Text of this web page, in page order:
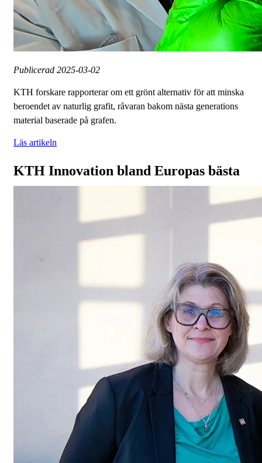
Publicerad 2025-03-02
KTH forskare rapporterar om ett grönt alternativ för att minska
beroendet av naturlig grafit, råvaran bakom nästa generations
material baserade på grafen.
Läs artikeln
KTH Innovation bland Europas bästa